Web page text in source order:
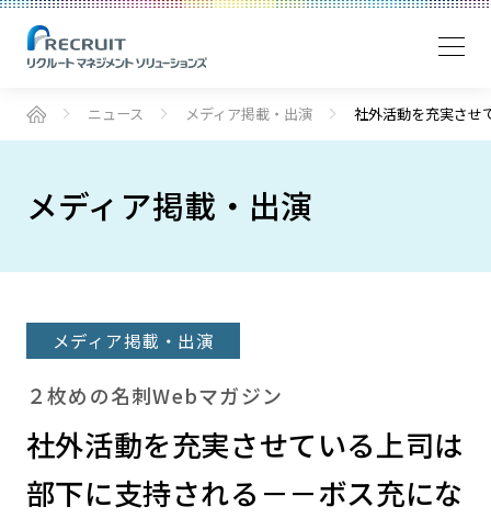
ニュース メディア掲載・出演 社外活動を充実させ
メディア掲載・出演
メディア掲載・出演
２枚めの名刺Webマガジン
社外活動を充実させている上司は
部下に支持される－－ボス充にな